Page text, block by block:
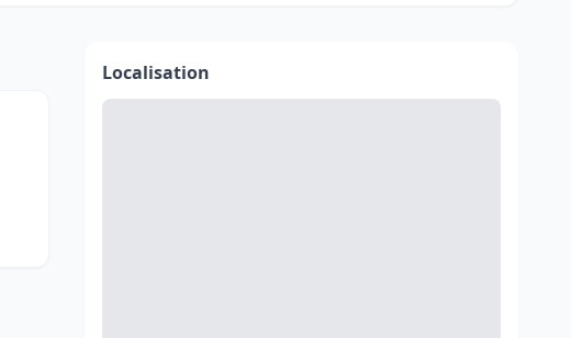
Localisation